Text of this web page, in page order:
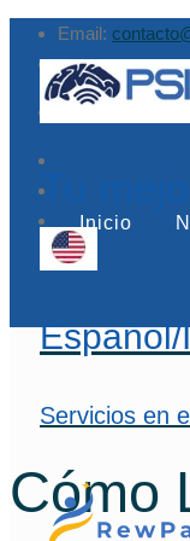
Email:
Augusto
Tu
Servicios en
Inicio
Cómo